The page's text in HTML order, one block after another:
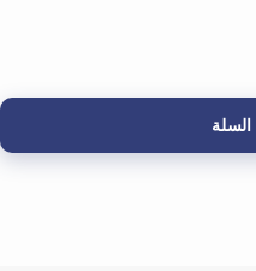
السلة